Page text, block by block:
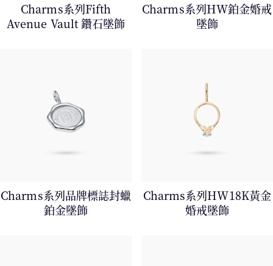
Charms系列Fifth
Avenue Vault 鑽石墜飾
Charms系列HW鉑金婚戒
墜飾
Charms系列品牌標誌封蠟
鉑金墜飾
Charms系列HW18K黃金
婚戒墜飾